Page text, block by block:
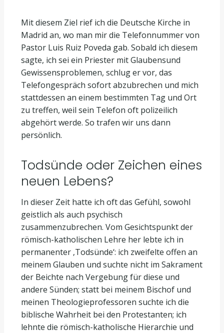
Mit diesem Ziel rief ich die Deutsche Kirche in
Madrid an, wo man mir die Telefonnummer von
Pastor Luis Ruiz Poveda gab. Sobald ich diesem
sagte, ich sei ein Priester mit Glaubensund
Gewissensproblemen, schlug er vor, das
Telefongespräch sofort abzubrechen und mich
stattdessen an einem bestimmten Tag und Ort
zu treffen, weil sein Telefon oft polizeilich
abgehört werde. So trafen wir uns dann
persönlich.
Todsünde oder Zeichen eines
neuen Lebens?
In dieser Zeit hatte ich oft das Gefühl, sowohl
geistlich als auch psychisch
zusammenzubrechen. Vom Gesichtspunkt der
römisch-katholischen Lehre her lebte ich in
permanenter ‚Todsünde‘: ich zweifelte offen an
meinem Glauben und suchte nicht im Sakrament
der Beichte nach Vergebung für diese und
andere Sünden; statt bei meinem Bischof und
meinen Theologieprofessoren suchte ich die
biblische Wahrheit bei den Protestanten; ich
lehnte die römisch-katholische Hierarchie und